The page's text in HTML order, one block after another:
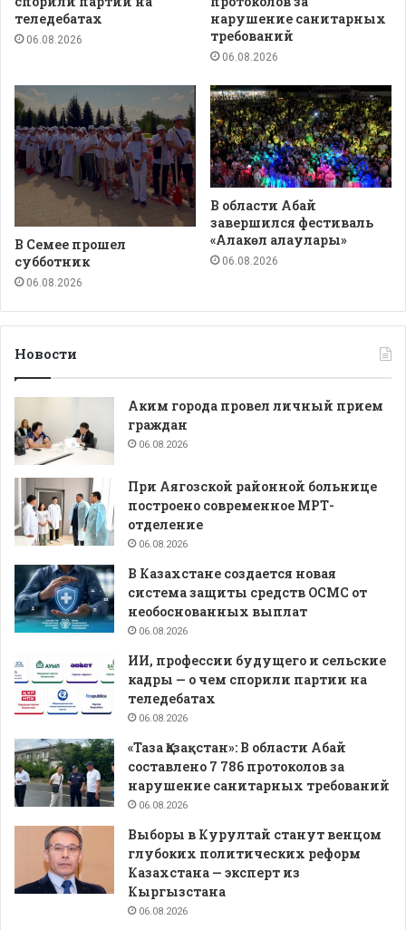
теледебатах
06.08.2026
нарушение санитарных
требований
06.08.2026
В Семее прошел
субботник
06.08.2026
В области Абай
завершился фестиваль
«Алакөл алаулары»
06.08.2026
Новости
Аким города провел личный прием
граждан
06.08.2026
При Аягозской районной больнице
построено современное МРТ-
отделение
06.08.2026
В Казахстане создается новая
система защиты средств ОСМС от
необоснованных выплат
06.08.2026
ИИ, профессии будущего и сельские
кадры — о чем спорили партии на
теледебатах
06.08.2026
«Таза Қазақстан»: В области Абай
составлено 7 786 протоколов за
нарушение санитарных требований
06.08.2026
Выборы в Курултай станут венцом
глубоких политических реформ
Казахстана — эксперт из
Кыргызстана
06.08.2026